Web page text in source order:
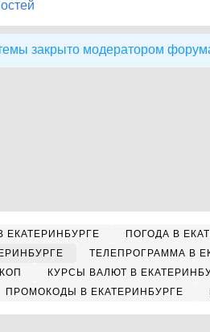
закрыто модератором
ЕКАТЕРИНБУРГЕ ПОГОДА В
ТЕЛЕПРОГРАММА В
КУРСЫ ВАЛЮТ В
ПРОМОКОДЫ В ЕКАТЕРИНБУРГЕ